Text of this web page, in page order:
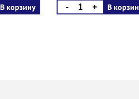
В корзину - + В